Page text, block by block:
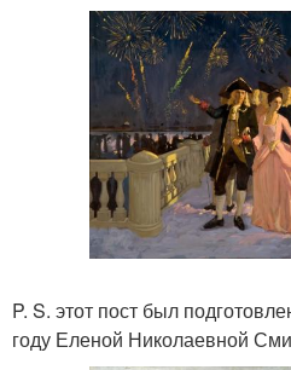
P. S. этот пост был
году Еленой Николаевной